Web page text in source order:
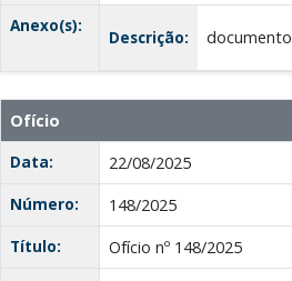
Anexo(s):
Descrição: documento
Ofício
Data:
22/08/2025
Número:
148/2025
Título:
Ofício nº 148/2025